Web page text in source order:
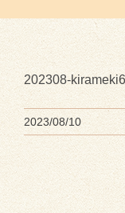
202308-
2023/08/10